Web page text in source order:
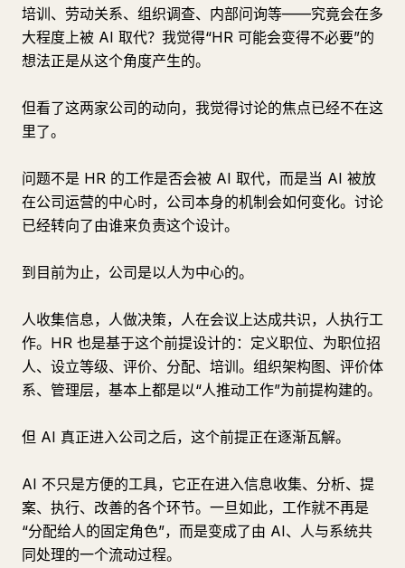
培训、劳动关系、组织调查、内部问询等——究竟会在多
大程度上被 AI 取代？我觉得“HR 可能会变得不必要”的
想法正是从这个角度产生的。
但看了这两家公司的动向，我觉得讨论的焦点已经不在这
里了。
问题不是 HR 的工作是否会被 AI 取代，而是当 AI 被放
在公司运营的中心时，公司本身的机制会如何变化。讨论
已经转向了由谁来负责这个设计。
到目前为止，公司是以人为中心的。
人收集信息，人做决策，人在会议上达成共识，人执行工
作。HR 也是基于这个前提设计的：定义职位、为职位招
人、设立等级、评价、分配、培训。组织架构图、评价体
系、管理层，基本上都是以“人推动工作”为前提构建的。
但 AI 真正进入公司之后，这个前提正在逐渐瓦解。
AI 不只是方便的工具，它正在进入信息收集、分析、提
案、执行、改善的各个环节。一旦如此，工作就不再是
“分配给人的固定角色”，而是变成了由 AI、人与系统共
同处理的一个流动过程。